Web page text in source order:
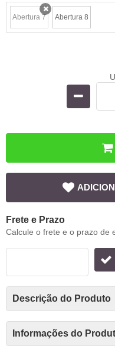
Abertura 7
x Abertura 8
Frete e Prazo
Calcule o frete e o prazo de
Descrição do Produto
Informações do